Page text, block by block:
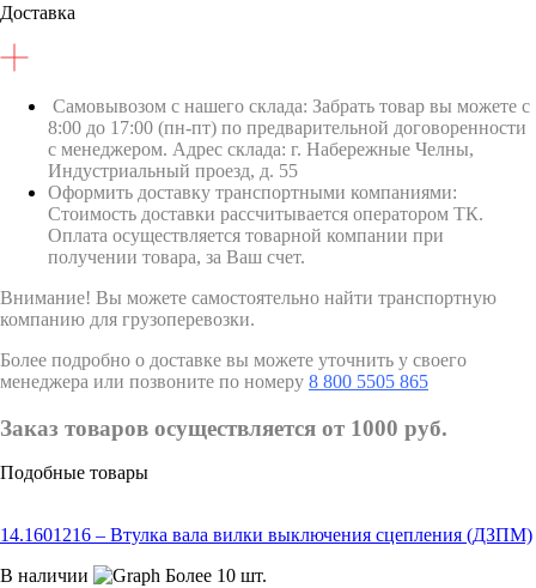
Доставка
Самовывозом с нашего склада: Забрать товар вы можете с
8:00 до 17:00 (пн-пт) по предварительной договоренности
с менеджером. Адрес склада: г. Набережные Челны,
Индустриальный проезд, д. 55
Оформить доставку транспортными компаниями:
Стоимость доставки рассчитывается оператором ТК.
Оплата осуществляется товарной компании при
получении товара, за Ваш счет.
Внимание! Вы можете самостоятельно найти транспортную
компанию для грузоперевозки.
Более подробно о доставке вы можете уточнить у своего
менеджера или позвоните по номеру 8 800 5505 865
Заказ товаров осуществляется от 1000 руб.
Подобные товары
14.1601216 – Втулка вала вилки выключения сцепления (ДЗПМ)
В наличии
Более 10 шт.